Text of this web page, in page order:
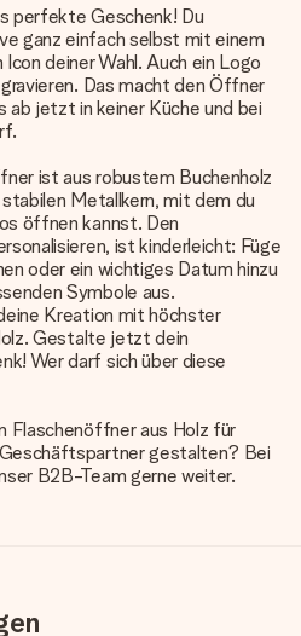
perfekte Geschenk! Du
ganz einfach selbst mit einem
deiner Wahl. Auch ein Logo
Das macht den Öffner
ab jetzt in keiner Küche und bei
ist aus robustem Buchenholz
Metallkern, mit dem du
öffnen kannst. Den
ist kinderleicht: Füge
oder ein wichtiges Datum hinzu
Symbole aus.
Kreation mit höchster
Gestalte jetzt dein
Wer darf sich über diese
Flaschenöffner aus Holz für
gestalten? Bei
B2B-Team gerne weiter.